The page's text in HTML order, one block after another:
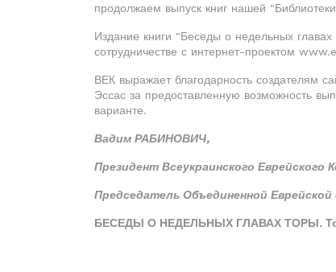
продолжаем выпуск книг нашей "Библиотеки
Издание книги "Беседы о недельных
сотрудничестве с интернет-проектом
ВЕК выражает благодарность создателям
Эссас за предоставленную возможность
варианте.
Вадим РАБИНОВИЧ,
Президент Всеукраинского Еврейского
Председатель Объединенной
БЕСЕДЫ О НЕДЕЛЬНЫХ ГЛАВАХ ТОРЫ.